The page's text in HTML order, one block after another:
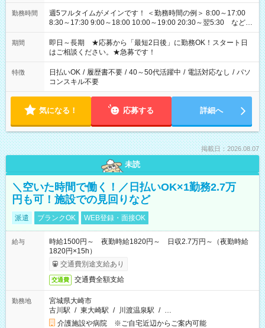
勤務時間
週5フルタイムがメインです！ ＜勤務時間の例＞ 8:00～17:00
8:30～17:30 9:00～18:00 10:00～19:00 20:30～翌5:30 など ★
その他にも勤務時間多数！ 日勤のみ、残業なし、交替制など
ご希望を教えてください！
期間
即日～長期 ★応募から「最短2日後」に勤務OK！スタート日
はご相談ください。★急募です！
特徴 日払いOK / 履歴書不要 / 40～50代活躍中 / 電話対応なし / パソ
コンスキル不要
気になる！ 応募する 詳細へ
掲載日：2026.08.07
未読
＼空いた時間で働く！／日払いOK×1勤務2.7万
円も可！施設での見回りなど
派遣 ブランクOK WEB登録・面接OK
給与
時給1500円～ 夜勤時給1820円～ 日収2.7万円～（夜勤時給
1820円×15h）
交通費別途支給あり
交通費 交通費全額支給
勤務地
宮城県大崎市
古川駅 / 東大崎駅 / 川渡温泉駅 / …
介護施設や病院 ※ご自宅近辺からご案内可能